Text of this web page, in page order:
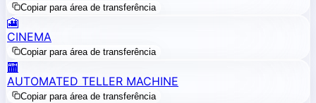
Copiar para área de transferência
🎦
CINEMA
Copiar para área de transferência
🏧
AUTOMATED TELLER MACHINE
Copiar para área de transferência